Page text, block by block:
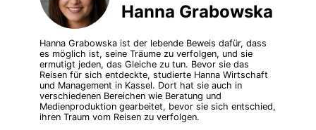
Hanna Grabowska
Hanna Grabowska ist der lebende Beweis dafür, dass
es möglich ist, seine Träume zu verfolgen, und sie
ermutigt jeden, das Gleiche zu tun. Bevor sie das
Reisen für sich entdeckte, studierte Hanna Wirtschaft
und Management in Kassel. Dort hat sie auch in
verschiedenen Bereichen wie Beratung und
Medienproduktion gearbeitet, bevor sie sich entschied,
ihren Traum vom Reisen zu verfolgen.